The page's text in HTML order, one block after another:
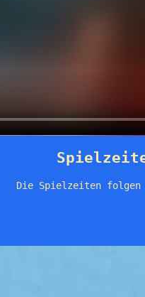
Die Spielzeiten